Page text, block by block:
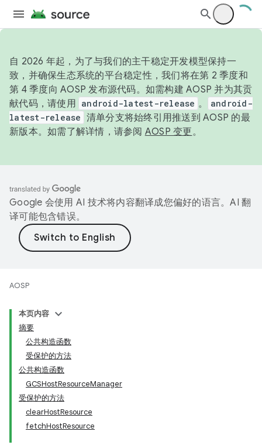
自 2026 年起，为了与我们的主干稳定开发模型保持一
致，并确保生态系统的平台稳定性，我们将在第 2 季度和
第 4 季度向 AOSP 发布源代码。如需构建 AOSP 并为其贡
献代码，请使用 android-latest-release 。
android-
latest-release 清单分支将始终引用推送到 AOSP 的最
新版本。如需了解详情，请参阅 AOSP 变更。
Google 会使用 AI 技术将内容翻译成您偏好的语言。AI 翻
译可能包含错误。
AOSP
本页内容
摘要
公共构造函数
受保护的方法
公共构造函数
GCSHostResourceManager
受保护的方法
clearHostResource
fetchHostResource